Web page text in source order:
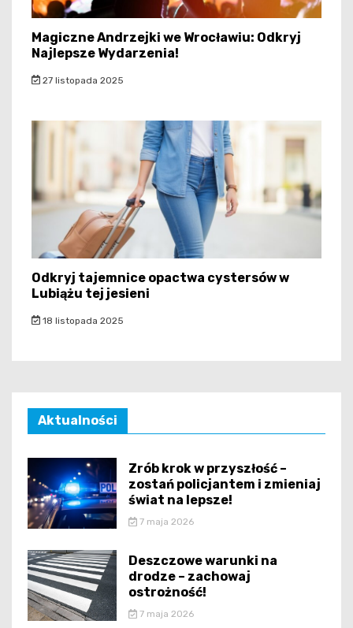
Magiczne Andrzejki we Wrocławiu: Odkryj
Najlepsze Wydarzenia!
27 listopada 2025
Odkryj tajemnice opactwa cystersów w
Lubiążu tej jesieni
18 listopada 2025
Aktualności
Zrób krok w przyszłość –
zostań policjantem i zmieniaj
świat na lepsze!
7 maja 2026
Deszczowe warunki na
drodze – zachowaj
ostrożność!
7 maja 2026